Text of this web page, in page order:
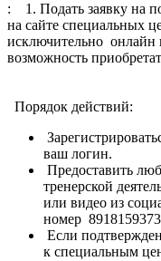
: 1. Подать заявку на
на сайте специальных
исключительно онлайн
возможность
Порядок действий:
ваш логин.
Предоставить
тренерской
или видео из
номер
Если
к специальным